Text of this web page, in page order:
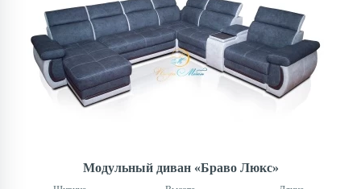
Модульный диван «Браво Люкс»